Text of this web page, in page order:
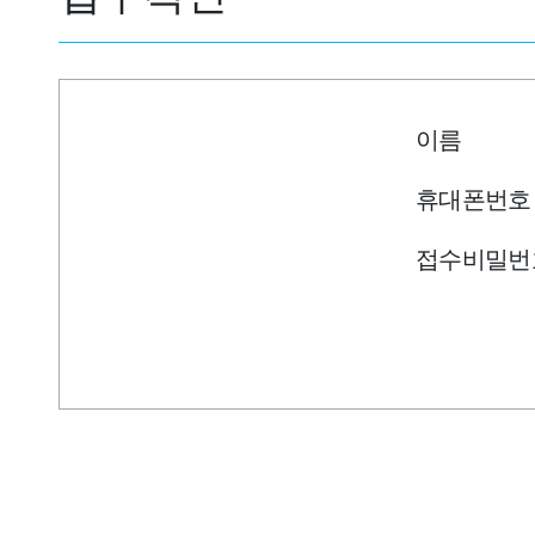
이름
휴대폰번호
접수비밀